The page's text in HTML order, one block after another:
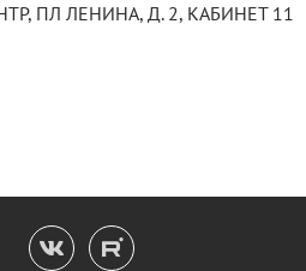
ПЛ ЛЕНИНА, Д. 2, КАБИНЕТ 11